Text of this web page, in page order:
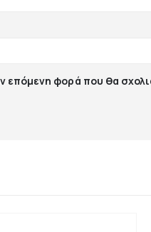
επόμενη φορά που θα